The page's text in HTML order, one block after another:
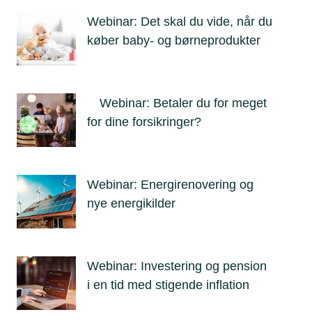
Webinar: Det skal du vide, når du
køber baby- og børneprodukter
Webinar: Betaler du for meget
for dine forsikringer?
Webinar: Energirenovering og
nye energikilder
Webinar: Investering og pension
i en tid med stigende inflation